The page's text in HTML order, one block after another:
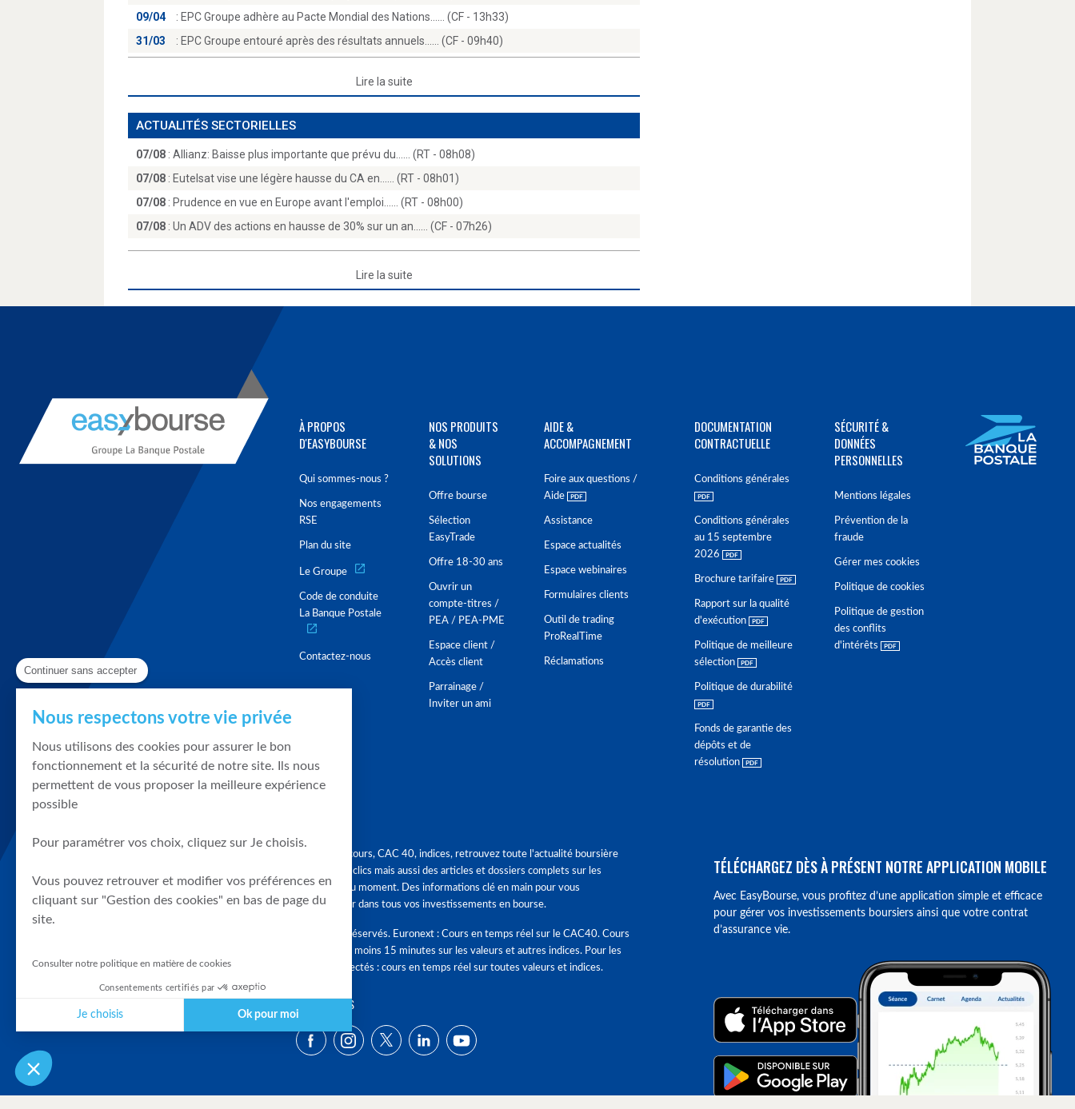
09/04
: EPC Groupe adhère au Pacte Mondial des Nations...… (CF - 13h33)
31/03
: EPC Groupe entouré après des résultats annuels...… (CF - 09h40)
Lire la suite
ACTUALITÉS SECTORIELLES
07/08 : Allianz: Baisse plus importante que prévu du...… (RT - 08h08)
07/08 : Eutelsat vise une légère hausse du CA en...… (RT - 08h01)
07/08 : Prudence en vue en Europe avant l'emploi...… (RT - 08h00)
07/08 : Un ADV des actions en hausse de 30% sur un an...… (CF - 07h26)
Lire la suite
À PROPOS
D'EASYBOURSE
Qui sommes-nous ?
Nos engagements
RSE
Plan du site
Le Groupe
Code de conduite
La Banque Postale
Contactez-nous
NOS PRODUITS
& NOS
SOLUTIONS
Offre bourse
Sélection
EasyTrade
Offre 18-30 ans
Ouvrir un
compte-titres /
PEA / PEA-PME
Espace client /
Accès client
Parrainage /
Inviter un ami
AIDE &
ACCOMPAGNEMENT
Foire aux questions /
Aide
Assistance
Espace actualités
Espace webinaires
Formulaires clients
Outil de trading
ProRealTime
Réclamations
DOCUMENTATION
CONTRACTUELLE
Conditions générales
Conditions générales
au 15 septembre
2026
Brochure tarifaire
Rapport sur la qualité
d'exécution
Politique de meilleure
sélection
Politique de durabilité
Fonds de garantie des
dépôts et de
résolution
SÉCURITÉ &
DONNÉES
PERSONNELLES
Mentions légales
Prévention de la
fraude
Gérer mes cookies
Politique de cookies
Politique de gestion
des conflits
d'intérêts
Graphique, cours, CAC 40, indices, retrouvez toute l'actualité boursière
en quelques clics mais aussi des articles et dossiers complets sur les
tendances du moment. Des informations clé en main pour vous
accompagner dans tous vos investissements en bourse.
Tous droits réservés. Euronext : Cours en temps réel sur le CAC40. Cours
différés d'au moins 15 minutes sur les valeurs et autres indices. Pour les
clients connectés : cours en temps réel sur toutes valeurs et indices.
SUIVEZ-NOUS
TÉLÉCHARGEZ DÈS À PRÉSENT NOTRE APPLICATION MOBILE
Avec EasyBourse, vous profitez d’une application simple et efficace
pour gérer vos investissements boursiers ainsi que votre contrat
d’assurance vie.
Continuer sans accepter
Nous respectons votre vie privée
Nous utilisons des cookies pour assurer le bon
fonctionnement et la sécurité de notre site. Ils nous
permettent de vous proposer la meilleure expérience
possible
Pour paramétrer vos choix, cliquez sur Je choisis.
Vous pouvez retrouver et modifier vos préférences en
cliquant sur "Gestion des cookies" en bas de page du
site.
Consulter notre politique en matière de cookies
Consentements certifiés par
Je choisis Ok pour moi
Plateforme de Gestion du Consentement : Personnalisez vos Options
Notre plateforme vous permet d'adapter et de gérer vos paramètres de confidentialité, en garantissant la conformité avec les réglementations. Personnalisez vos préférences pour contrôler la manière dont